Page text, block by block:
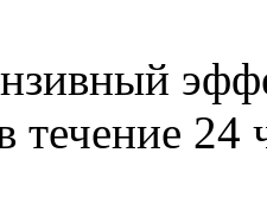
течение 24